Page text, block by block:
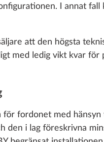
I annat
att den högsta
med ledig vikt kvar för
fordonet med
den i lag föreskrivna